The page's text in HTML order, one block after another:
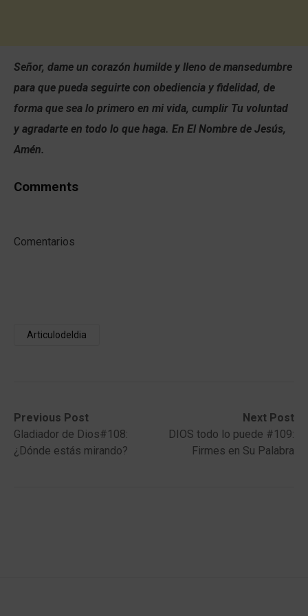
Señor, dame un corazón humilde y lleno de mansedumbre
para que pueda seguirte con obediencia y fidelidad, de
forma que sea lo primero en mi vida, cumplir Tu voluntad
y agradarte en todo lo que haga. En El Nombre de Jesús,
Amén.
Comments
Comentarios
Articulodeldia
Post
navigation
Previous Post
Previous
post:Gladiador de Dios#108:
¿Dónde estás mirando?
Next Post
Next
post:
DIOS todo lo puede #109:
Firmes en Su Palabra